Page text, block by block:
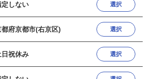
定しない 選択
都府京都市(右京区) 選択
日祝休み 選択